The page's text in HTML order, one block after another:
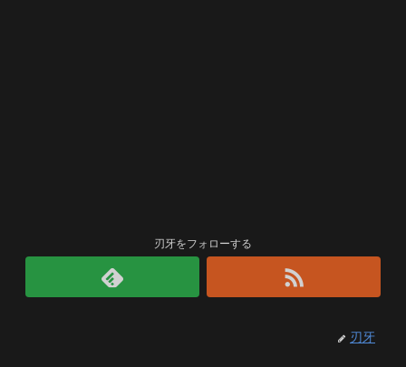
刃牙をフォローする
刃牙